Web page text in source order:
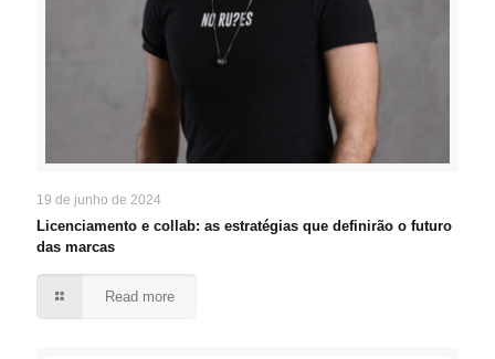
19 de junho de 2024
Licenciamento e collab: as estratégias que definirão o futuro
das marcas
Read more